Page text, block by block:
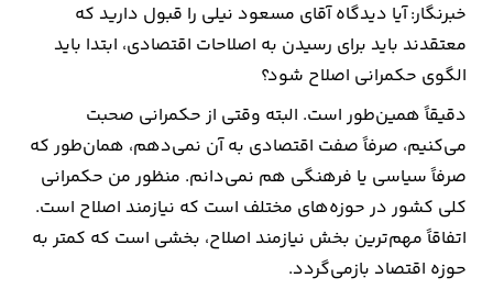
خبرنگار: آیا دیدگاه آقای مسعود نیلی را قبول دارید که
معتقدند باید برای رسیدن به اصلاحات اقتصادی، ابتدا باید
الگوی حکمرانی اصلاح شود؟
دقیقاً همین‌طور است. البته وقتی از حکمرانی صحبت
می‌کنیم، صرفاً صفت اقتصادی به آن نمی‌دهم، همان‌طور که
صرفاً سیاسی یا فرهنگی هم نمی‌دانم. منظور من حکمرانی
کلی کشور در حوزه‌های مختلف است که نیازمند اصلاح است.
اتفاقاً مهم‌ترین بخش نیازمند اصلاح، بخشی است که کمتر به
حوزه اقتصاد بازمی‌گردد.